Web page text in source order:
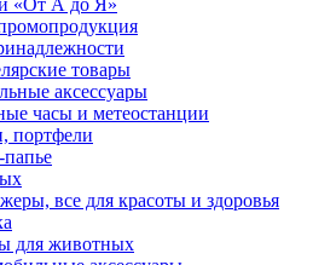
«От А до Я»
товары
аксессуары
часы и метеостанции
портфели
все для красоты и здоровья
для животных